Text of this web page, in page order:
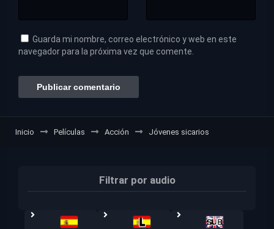
Guarda mi nombre, correo electrónico y web en este
navegador para la próxima vez que comente.
Inicio Películas Acción Jóvenes sicarios
Filtrar por audio